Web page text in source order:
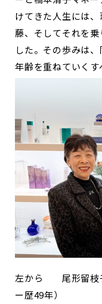
けてきた人生には
藤、そしてそれを
した。その歩みは
年齢を重ねていくす
左から 尾形留枝子
ー歴49年）